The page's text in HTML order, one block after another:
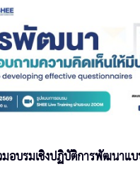
มอบรมเชิงปฏิบัติการพัฒนาแ